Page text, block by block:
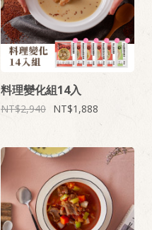
料理變化組14入
2,940 1,888